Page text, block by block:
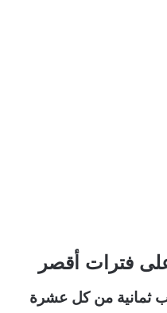
ثمانية من كل عشرة